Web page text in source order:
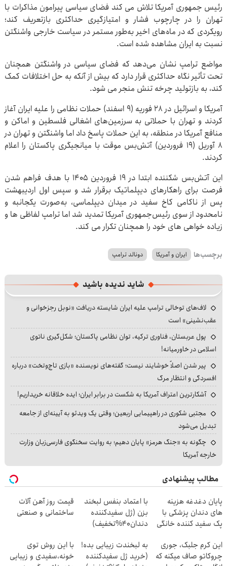
رئیس جمهوری آمریکا تلاش می کند فضای سیاسی پیرامون مذاکرات با
تهران را در چارچوب فشار و امتیازگیری حداکثری بازتعریف کند؛
رویکردی که در ماه‌های اخیر به‌طور مستمر در سیاست خارجی واشنگتن
نسبت به ایران مشاهده شده است.
مواضع ترامپ نشان می‌دهد که فضای سیاسی در واشنگتن همچنان
تحت تأثیر نگاه حداکثری قرار دارد که بیش از آنکه به حل اختلافات کمک
کند، به بازتولید چرخه تنش منجر می شود.
آمریکا و اسرائیل در ۲۸ فوریه (۹ اسفند) حملات نظامی را علیه ایران آغاز
کردند و تهران با حملاتی به سرزمین‌های اشغالی فلسطین و اماکن و
منافع آمریکا در منطقه، به این حملات پاسخ داد اما واشنگتن و تهران در
۸ آوریل (۱۹ فروردین) آتش‌بس موقت با میانجیگری پاکستان را اعلام
کردند.
این آتش‌بس شکننده ابتدا در ۱۹ فروردین ۱۴۰۵ با هدف فراهم شدن
فرصت برای راهکارهای دیپلماتیک برقرار شد و سپس اول اردیبهشت
پس از ناکامی کاخ سفید در میدان دیپلماسی، به‌صورت یکجانبه و
نامحدود از سوی رئیس‌جمهوری آمریکا تمدید شد اما ترامپ لفاظی ها و
زیاده خواهی های خود را همچنان تکرار می کند.
برچسب‌ها ایران و آمریکا دونالد ترامپ
شاید ندیده باشید
لاف‌های توخالی ترامپ علیه ایران شایسته دریافت «نوبل رجزخوانی و
عقب‌نشینی» است
پول عربستان، فناوری ترکیه، توان نظامی پاکستان؛ شکل‌گیری ناتوی
اسلامی در خاورمیانه!
پیر شدن اصلاً خوشایند نیست؛ گفته‌های نویسنده «بازی تاج‌وتخت» درباره
افسردگی و انتظار مرگ
آشکارترین اعتراف آمریکا به شکست در برابر ایران؛ ایده خلاقانه خریداریم!
مجتبی شکوری در راهپیمایی اربعین؛ وقتی یک ویدئو به آیینه‌ای از جامعه
تبدیل می‌شود
چگونه به «جنگ هرمز» پایان دهیم؛ به روایت سخنگوی فارسی‌زبان وزارت
خارجه آمریکا
مطالب پیشنهادی
پایان دغدغه هزینه
های دندان پزشکی با
پک سفید کننده خانگی
با اعتماد بنفس لبخند
بزن (ژل سفیدکننده
دندان40%تخفیف)
قیمت روز آهن آلات
ساختمانی و صنعتی
این کرم جلبک، جوری
چروکاتو صاف میکنه که
به لبخندت زیبایی بده!
(خرید ژل سفیدکننده
با این روش توی
خونه،سفیدی و زیبایی